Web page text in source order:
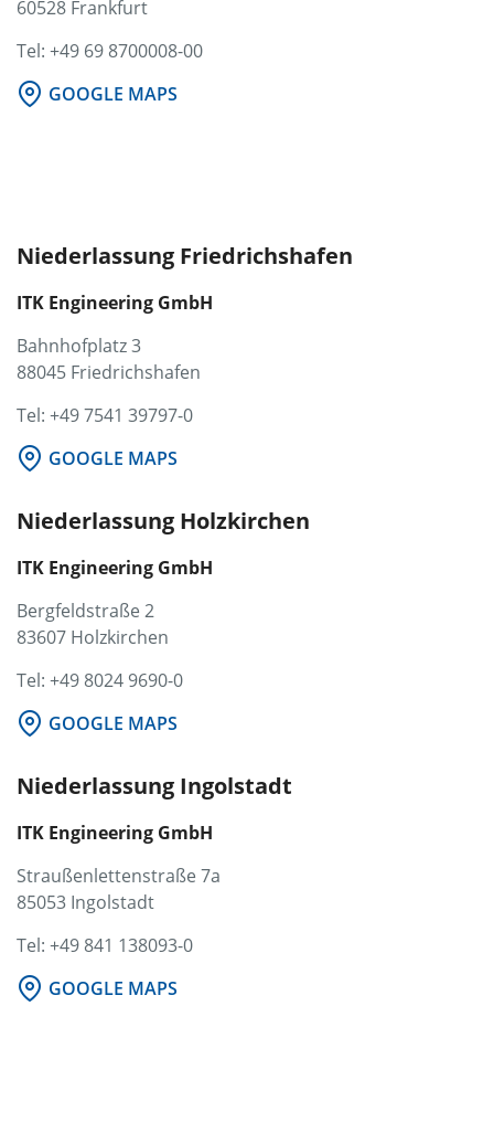
60528 Frankfurt
Tel: +49 69 8700008-00
GOOGLE MAPS
Niederlassung Friedrichshafen
ITK Engineering GmbH
Bahnhofplatz 3
88045 Friedrichshafen
Tel: +49 7541 39797-0
GOOGLE MAPS
Niederlassung Holzkirchen
ITK Engineering GmbH
Bergfeldstraße 2
83607 Holzkirchen
Tel: +49 8024 9690-0
GOOGLE MAPS
Niederlassung Ingolstadt
ITK Engineering GmbH
Straußenlettenstraße 7a
85053 Ingolstadt
Tel: +49 841 138093-0
GOOGLE MAPS